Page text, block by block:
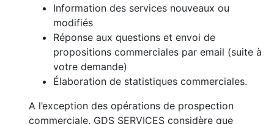
Information des services nouveaux ou
modifiés
Réponse aux questions et envoi de
propositions commerciales par email (suite à
votre demande)
Élaboration de statistiques commerciales.
A l’exception des opérations de prospection
commerciale, GDS SERVICES considère que